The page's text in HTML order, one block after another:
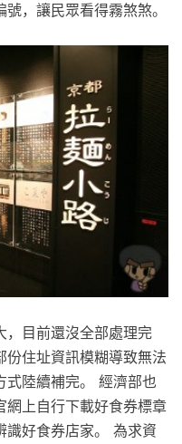
，讓民眾看得霧煞煞。
，目前還沒全部處理完
份住址資訊模糊導致無法
式陸續補完。 經濟部也
網上自行下載好食券標章
識好食券店家。 為求資